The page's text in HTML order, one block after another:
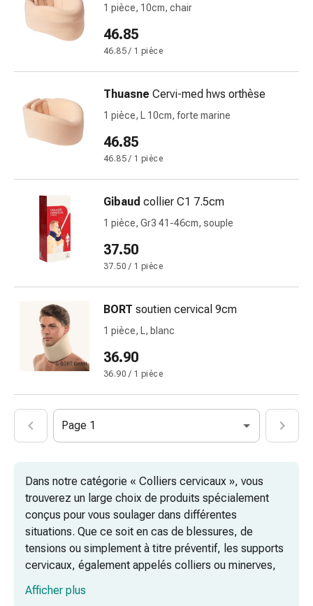
Nez
Gastro-
Brûlures
d'estomac
Nausées
vomissements
Digestion,
ballonnements
crampes
Constipation
médicaux
la
peau
Eczéma
et
et
ongles
et
des
pieds
Traitement
des
cicatrices
1 pièce, 10cm, chair
46.85
46.85 / 1 pièce
Thuasne Cervi-med hws orthèse
1 pièce, L 10cm, forte marine
46.85
46.85 / 1 pièce
Gibaud collier C1 7.5cm
1 pièce, Gr3 41-46cm, souple
37.50
37.50 / 1 pièce
BORT soutien cervical 9cm
1 pièce, L, blanc
36.90
36.90 / 1 pièce
Page 1
Dans notre catégorie « Colliers cervicaux », vous
trouverez un large choix de produits spécialement
conçus pour vous soulager dans différentes
situations. Que ce soit en cas de blessures, de
tensions ou simplement à titre préventif, les supports
cervicaux, également appelés colliers ou minerves,
offrent le soutien et la stabilisation nécessaires à
votre région cervicale.
Afficher plus